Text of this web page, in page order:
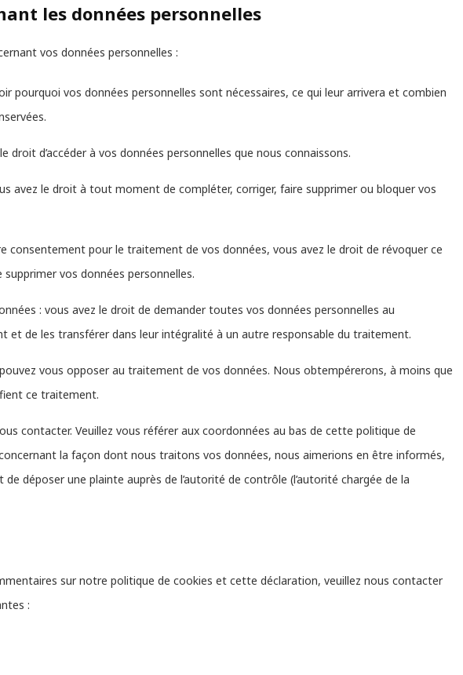
les données personnelles
vos données personnelles :
pourquoi vos données personnelles sont nécessaires, ce qui leur arrivera et combien
droit d’accéder à vos données personnelles que nous connaissons.
avez le droit à tout moment de compléter, corriger, faire supprimer ou bloquer vos
consentement pour le traitement de vos données, vous avez le droit de révoquer ce
vos données personnelles.
: vous avez le droit de demander toutes vos données personnelles au
et de les transférer dans leur intégralité à un autre responsable du traitement.
vous opposer au traitement de vos données. Nous obtempérerons, à moins que
ce traitement.
contacter. Veuillez vous référer aux coordonnées au bas de cette politique de
la façon dont nous traitons vos données, nous aimerions en être informés,
déposer une plainte auprès de l’autorité de contrôle (l’autorité chargée de la
sur notre politique de cookies et cette déclaration, veuillez nous contacter
: